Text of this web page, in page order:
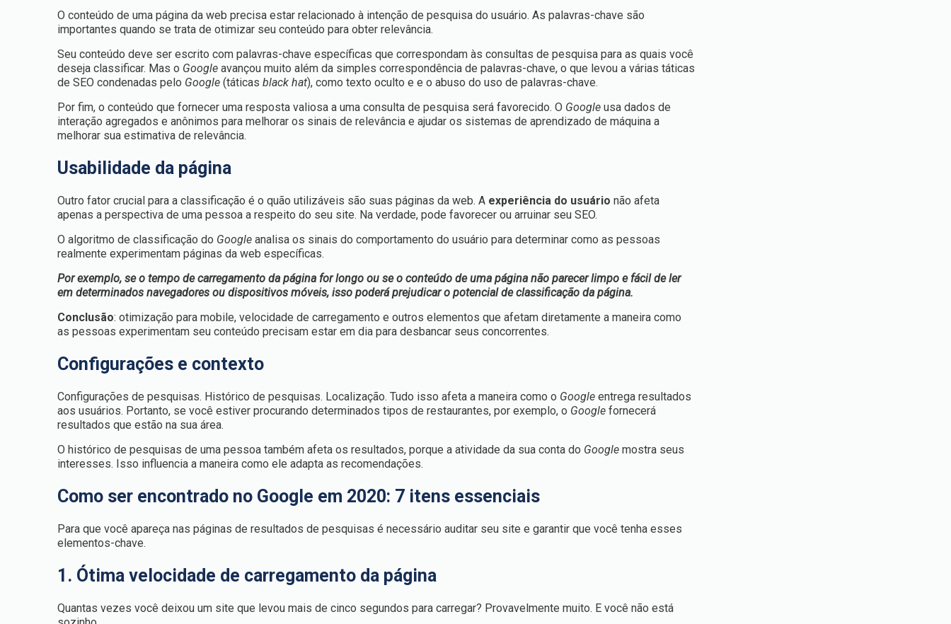
O conteúdo de uma página da web precisa estar relacionado à intenção de pesquisa do usuário. As palavras-chave são
importantes quando se trata de otimizar seu conteúdo para obter relevância.
Seu conteúdo deve ser escrito com palavras-chave específicas que correspondam às consultas de pesquisa para as quais você
deseja classificar. Mas o Google avançou muito além da simples correspondência de palavras-chave, o que levou a várias táticas
de SEO condenadas pelo Google (táticasblack hat), como texto oculto e e o abuso do uso de palavras-chave.
Por fim, o conteúdo que fornecer uma resposta valiosa a uma consulta de pesquisa será favorecido. O Google usa dados de
interação agregados e anônimos para melhorar os sinais de relevância e ajudar os sistemas de aprendizado de máquina a
melhorar sua estimativa de relevância.
Usabilidade da página
Outro fator crucial para a classificação é o quão utilizáveis são suas páginas da web. A experiência do usuário não afeta
apenas a perspectiva de uma pessoa a respeito do seu site. Na verdade, pode favorecer ou arruinar seu SEO.
O algoritmo de classificação do Google analisa os sinais do comportamento do usuário para determinar como as pessoas
realmente experimentam páginas da web específicas.
Por exemplo, se o tempo de carregamento da página for longo ou se o conteúdo de uma página não parecer limpo e fácil de ler
em determinados navegadores ou dispositivos móveis, isso poderá prejudicar o potencial de classificação da página.
Conclusão: otimização para mobile, velocidade de carregamento e outros elementos que afetam diretamente a maneira como
as pessoas experimentam seu conteúdo precisam estar em dia para desbancar seus concorrentes.
Configurações e contexto
Configurações de pesquisas. Histórico de pesquisas. Localização. Tudo isso afeta a maneira como o Google entrega resultados
aos usuários. Portanto, se você estiver procurando determinados tipos de restaurantes, por exemplo, o Google fornecerá
resultados que estão na sua área.
O histórico de pesquisas de uma pessoa também afeta os resultados, porque a atividade da sua conta do Google mostra seus
interesses. Isso influencia a maneira como ele adapta as recomendações.
Como ser encontrado no Google em 2020: 7 itens essenciais
Para que você apareça nas páginas de resultados de pesquisas é necessário auditar seu site e garantir que você tenha esses
elementos-chave.
1. Ótima velocidade de carregamento da página
Quantas vezes você deixou um site que levou mais de cinco segundos para carregar? Provavelmente muito. E você não está